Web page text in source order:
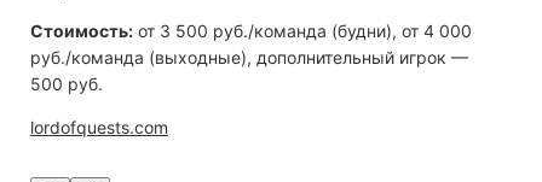
Стоимость: от 3 500 руб./команда (будни), от 4 000
руб./команда (выходные), дополнительный игрок —
500 руб.
lordofquests.com